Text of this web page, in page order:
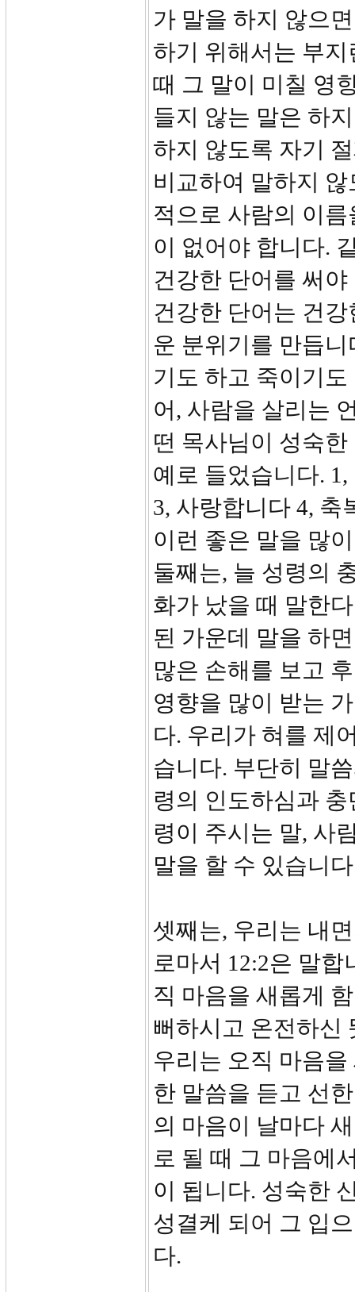
가 말을 하지 않으
하기 위해서는 부
때 그 말이 미칠 영
들지 않는 말은 하
하지 않도록 자기
비교하여 말하지
적으로 사람의 이
이 없어야 합니다.
건강한 단어를 써
건강한 단어는 건
운 분위기를 만듭
기도 하고 죽이기
어, 사람을 살리는
떤 목사님이 성숙
예로 들었습니다.
3, 사랑합니다 4, 축
이런 좋은 말을 많
둘째는, 늘 성령의
화가 났을 때 말한
된 가운데 말을 하
많은 손해를 보고
영향을 많이 받는
다. 우리가 혀를 제
습니다. 부단히 말
령의 인도하심과
령이 주시는 말, 사
말을 할 수 있습니
셋째는, 우리는 내
로마서 12:2은 말
직 마음을 새롭게
뻐하시고 온전하신
우리는 오직 마음
한 말씀을 듣고 선
의 마음이 날마다
로 될 때 그 마음에
이 됩니다. 성숙한
성결케 되어 그 입
다.